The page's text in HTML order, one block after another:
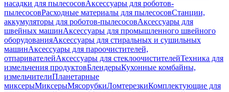
насадки для пылесосовАксессуары для роботов-
пылесосовРасходные материалы для пылесосовСтанции,
аккумуляторы для роботов-пылесосовАксессуары для
швейных машинАксессуары для промышленного швейного
оборудованияАксессуары для стиральных и сушильных
машинАксессуары для пароочистителей,
отпаривателейАксессуары для стеклоочистителейТехника для
измельчения продуктовБлендерыКухонные комбайны,
измельчителиПланетарные
миксерыМиксерыМясорубкиЛомтерезкиКомплектующие для